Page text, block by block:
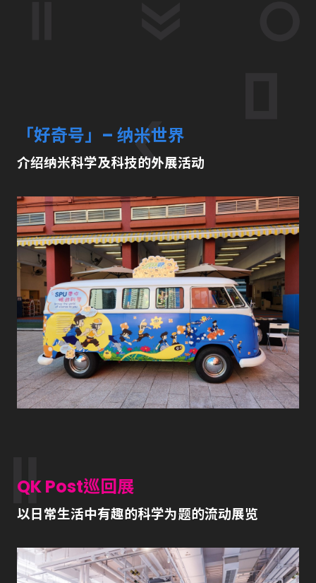
「好奇号」– 纳米世界
介绍纳米科学及科技的外展活动
QK Post巡回展
以日常生活中有趣的科学为题的流动展览